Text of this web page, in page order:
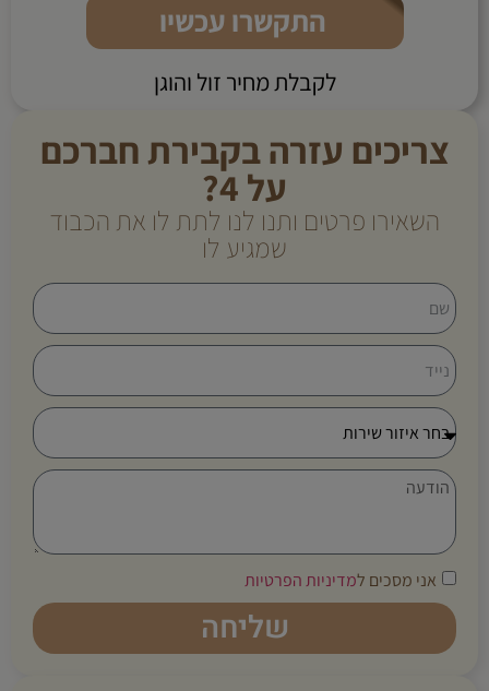
התקשרו עכשיו
לקבלת מחיר זול והוגן
צריכים עזרה בקבירת חברכם
על 4?
השאירו פרטים ותנו לנו לתת לו את הכבוד
שמגיע לו
אני מסכים למדיניות הפרטיות
שליחה